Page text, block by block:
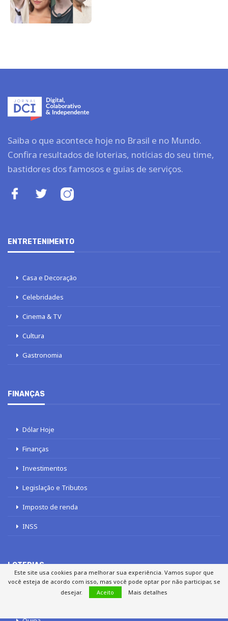
Saiba o que acontece hoje no Brasil e no Mundo.
Confira resultados de loterias, notícias do seu time,
bastidores dos famosos e guias de serviços.
ENTRETENIMENTO
Casa e Decoração
Celebridades
Cinema & TV
Cultura
Gastronomia
FINANÇAS
Dólar Hoje
Finanças
Investimentos
Legislação e Tributos
Imposto de renda
INSS
LOTERIAS
Este site usa cookies para melhorar sua experiência. Vamos supor que
você esteja de acordo com isso, mas você pode optar por não participar, se
desejar.
Aceito Mais detalhes